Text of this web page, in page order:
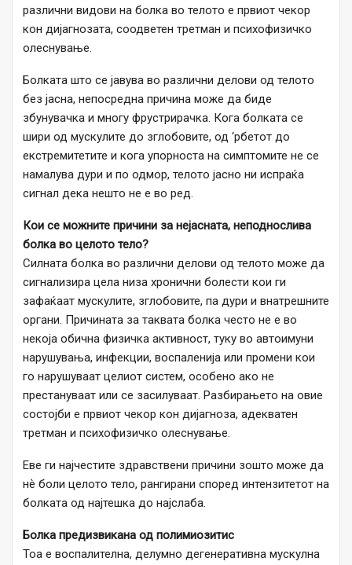
различни видови на болка во телото е првиот чекор
кон дијагнозата, соодветен третман и психофизичко
олеснување.
Болката што се јавува во различни делови од телото
без јасна, непосредна причина може да биде
збунувачка и многу фрустрирачка. Кога болката се
шири од мускулите до зглобовите, од ‘рбетот до
екстремитетите и кога упорноста на симптомите не се
намалува дури и по одмор, телото јасно ни испраќа
сигнал дека нешто не е во ред.
Кои се можните причини за нејасната, неподнослива
болка во целото тело?
Силната болка во различни делови од телото може да
сигнализира цела низа хронични болести кои ги
зафаќаат мускулите, зглобовите, па дури и внатрешните
органи. Причината за таквата болка често не е во
некоја обична физичка активност, туку во автоимуни
нарушувања, инфекции, воспаленија или промени кои
го нарушуваат целиот систем, особено ако не
престануваат или се засилуваат. Разбирањето на овие
состојби е првиот чекор кон дијагноза, адекватен
третман и психофизичко олеснување.
Еве ги најчестите здравствени причини зошто може да
нѐ боли целото тело, рангирани според интензитетот на
болката од најтешка до најслаба.
Болка предизвикана од полимиозитис
Тоа е воспалителна, делумно дегенеративна мускулна